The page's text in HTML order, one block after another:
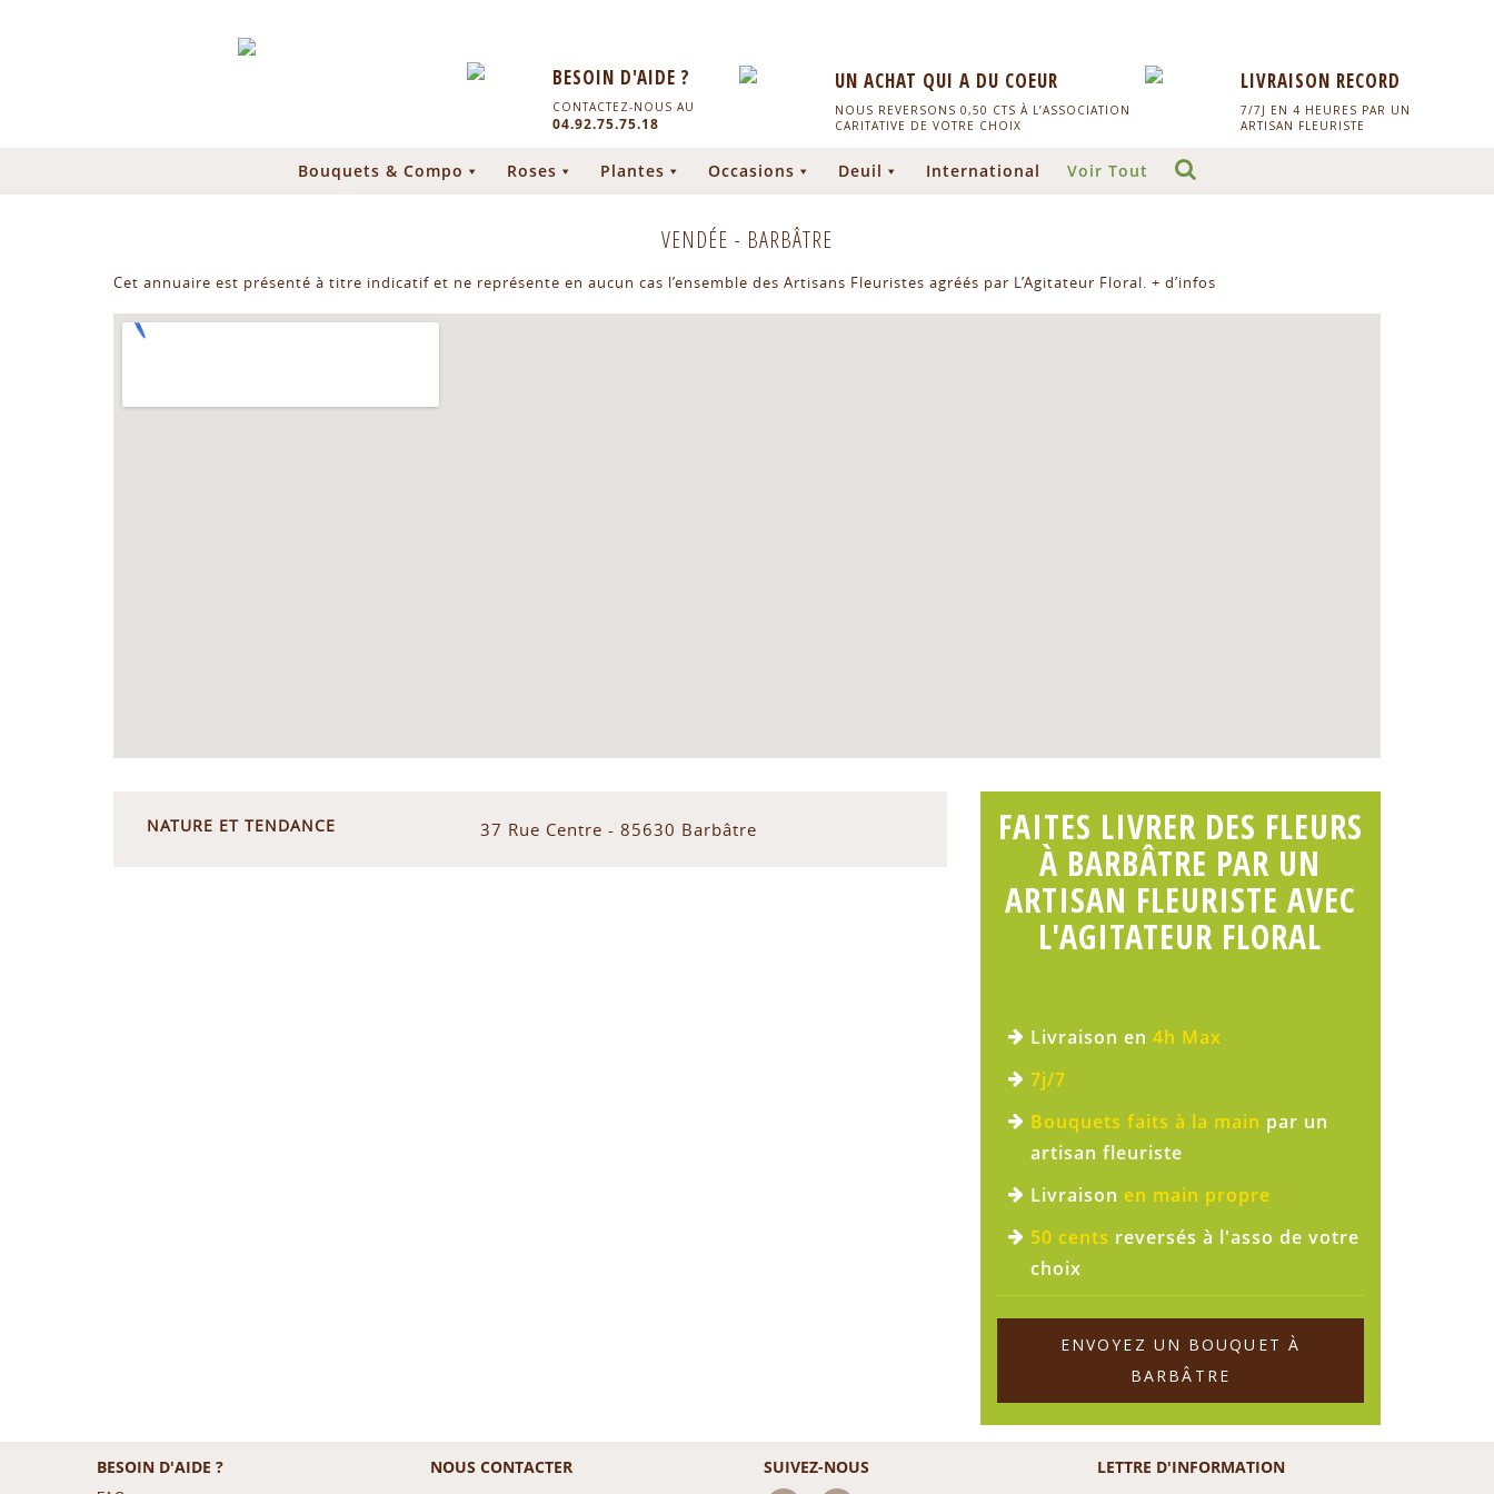
BESOIN D'AIDE ?
CONTACTEZ-NOUS AU
04.92.75.75.18
UN ACHAT QUI A DU COEUR
NOUS REVERSONS 0,50 CTS À L’ASSOCIATION
CARITATIVE DE VOTRE CHOIX
LIVRAISON RECORD
7/7J EN 4 HEURES PAR UN
ARTISAN FLEURISTE
Bouquets & Compo Roses Plantes Occasions Deuil International Voir Tout
VENDÉE - BARBÂTRE
Cet annuaire est présenté à titre indicatif et ne représente en aucun cas l’ensemble des Artisans Fleuristes agréés par L’Agitateur Floral. + d’infos
NATURE ET TENDANCE 37 Rue Centre - 85630 Barbâtre
FAITES LIVRER DES FLEURS
À BARBÂTRE PAR UN
ARTISAN FLEURISTE AVEC
L'AGITATEUR FLORAL
Livraison en 4h Max
7j/7
Bouquets faits à la main par un
artisan fleuriste
Livraison en main propre
50 cents reversés à l'asso de votre
choix
ENVOYEZ UN BOUQUET À
BARBÂTRE
BESOIN D'AIDE ? NOUS CONTACTER SUIVEZ-NOUS LETTRE D'INFORMATION